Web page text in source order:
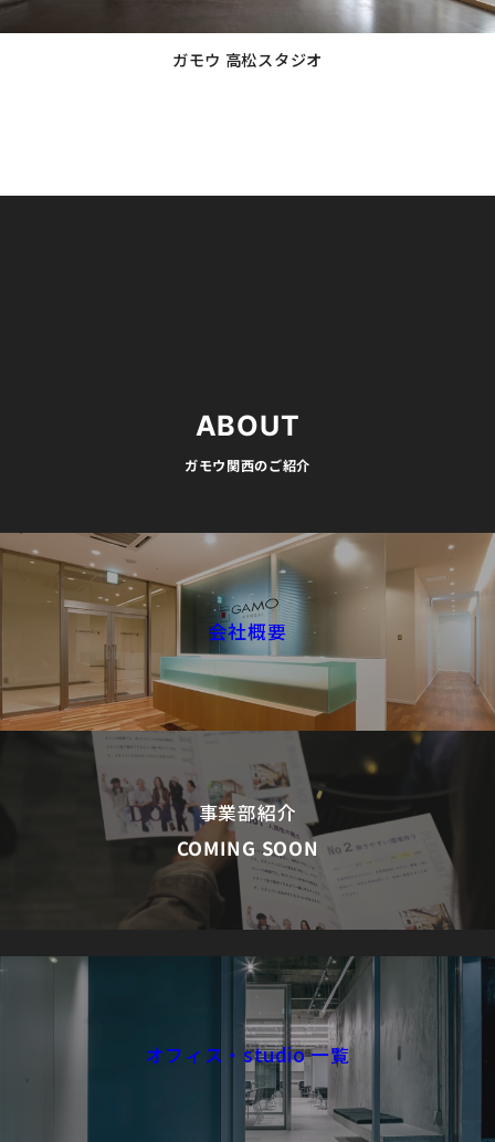
ガモウ 高松スタジオ
ABOUT
ガモウ関西のご紹介
会社概要
事業部紹介
COMING SOON
オフィス・studio 一覧